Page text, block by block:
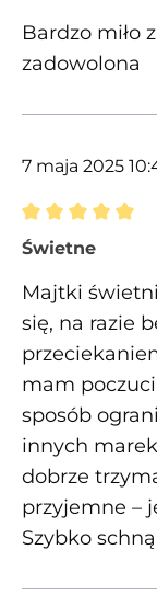
Bardzo miło
zadowolona
7 maja 2025
Recenzja z
Świetne
Majtki
się, na razie
mam
sposób
innych
dobrze
przyjemne –
Szybko